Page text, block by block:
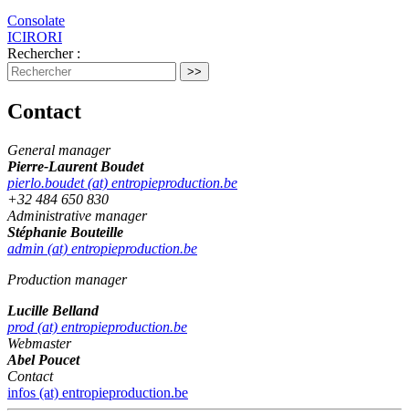
Consolate
ICIRORI
Rechercher :
Contact
General manager
Pierre-Laurent Boudet
pierlo.boudet (at) entropieproduction.be
+32 484 650 830
Administrative manager
Stéphanie Bouteille
admin (at) entropieproduction.be
Production manager
Lucille Belland
prod (at) entropieproduction.be
Webmaster
Abel Poucet
Contact
infos (at) entropieproduction.be